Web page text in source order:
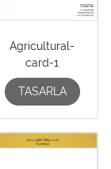
Agricultural-
card-1
TASARLA